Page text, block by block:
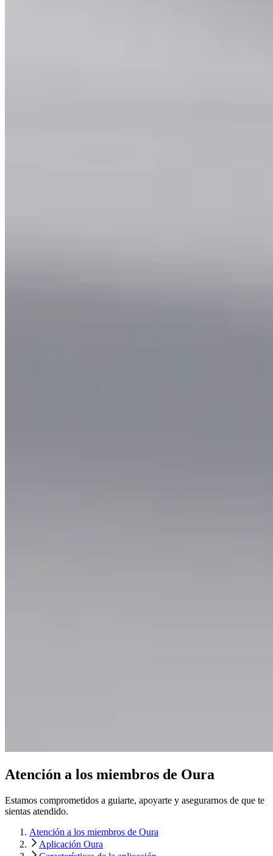
Atención a los miembros de Oura
Estamos comprometidos a guiarte, apoyarte y asegurarnos de que te
sientas atendido.
Atención a los miembros de Oura
Aplicación Oura